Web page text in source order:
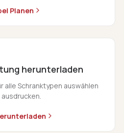
Planen
herunterladen
alle Schranktypen auswählen